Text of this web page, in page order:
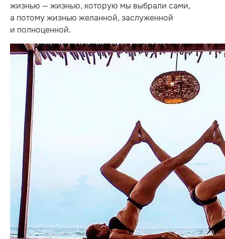
жизнью — жизнью, которую мы выбрали сами,
а потому жизнью желанной, заслуженной
и полноценной.